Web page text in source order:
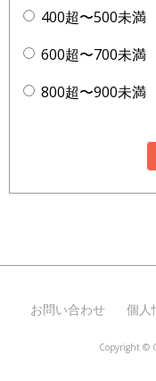
400超〜500未満
600超〜700未満
800超〜900未満
お問い合わせ 個人
Copyright ©